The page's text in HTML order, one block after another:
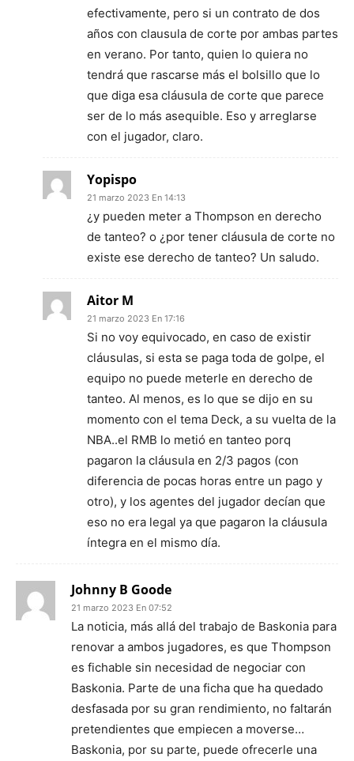
efectivamente, pero si un contrato de dos
años con clausula de corte por ambas partes
en verano. Por tanto, quien lo quiera no
tendrá que rascarse más el bolsillo que lo
que diga esa cláusula de corte que parece
ser de lo más asequible. Eso y arreglarse
con el jugador, claro.
Yopispo
21 marzo 2023 En 14:13
¿y pueden meter a Thompson en derecho
de tanteo? o ¿por tener cláusula de corte no
existe ese derecho de tanteo? Un saludo.
Aitor M
21 marzo 2023 En 17:16
Si no voy equivocado, en caso de existir
cláusulas, si esta se paga toda de golpe, el
equipo no puede meterle en derecho de
tanteo. Al menos, es lo que se dijo en su
momento con el tema Deck, a su vuelta de la
NBA..el RMB lo metió en tanteo porq
pagaron la cláusula en 2/3 pagos (con
diferencia de pocas horas entre un pago y
otro), y los agentes del jugador decían que
eso no era legal ya que pagaron la cláusula
íntegra en el mismo día.
Johnny B Goode
21 marzo 2023 En 07:52
La noticia, más allá del trabajo de Baskonia para
renovar a ambos jugadores, es que Thompson
es fichable sin necesidad de negociar con
Baskonia. Parte de una ficha que ha quedado
desfasada por su gran rendimiento, no faltarán
pretendientes que empiecen a moverse…
Baskonia, por su parte, puede ofrecerle una